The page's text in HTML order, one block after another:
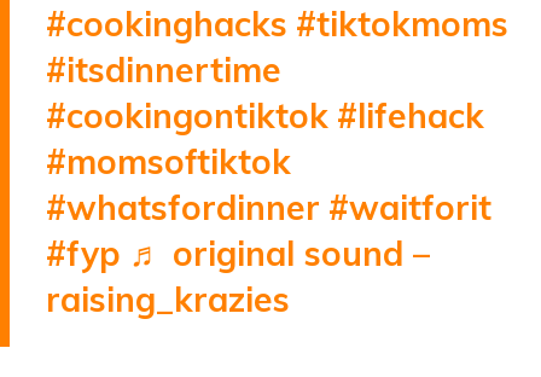
#cookinghacks #tiktokmoms
#itsdinnertime
#cookingontiktok #lifehack
#momsoftiktok
#whatsfordinner #waitforit
#fyp ♬ original sound –
raising_krazies